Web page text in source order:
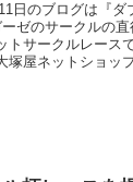
日のブログは『
ゼのサークルの
トサークルレー
屋ネットショッ